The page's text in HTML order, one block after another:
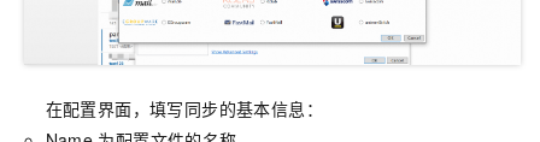
在配置界面，填写同步的基本信息：